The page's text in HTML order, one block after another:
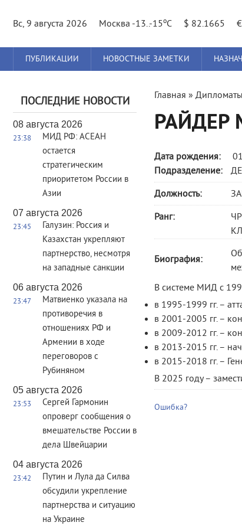
Вс, 9 августа 2026
Москва -13..-15oC $ 82.1665
Главное
меню
ПУБЛИКАЦИИ НОВОСТНЫЕ ЗАМЕТКИ
ПОСЛЕДНИЕ НОВОСТИ
08 августа 2026
23:38
МИД РФ: АСЕАН
остается
стратегическим
приоритетом России в
Азии
07 августа 2026
23:45
Галузин: Россия и
Казахстан укрепляют
партнерство, несмотря
на западные санкции
06 августа 2026
23:47
Матвиенко указала на
противоречия в
отношениях РФ и
Армении в ходе
переговоров с
Рубиняном
05 августа 2026
23:53
Сергей Гармонин
опроверг сообщения о
вмешательстве России в
дела Швейцарии
04 августа 2026
23:42
Путин и Лула да Силва
обсудили укрепление
партнерства и ситуацию
на Украине
Вы
здесь
Главная » Дипломаты
РАЙДЕР
Дата рождения:
Подразделение:
Должность:
Ранг:
Биография:
В системе МИД с
в 1995-1999 гг. –
в 2001-2005 гг. –
в 2009-2012 гг. –
в 2013-2015 гг. –
в 2015-2018 гг. –
В 2025 году –
Ошибка?